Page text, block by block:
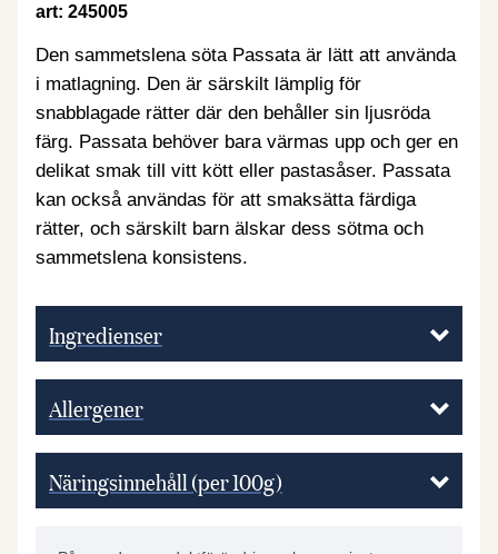
art: 245005
Den sammetslena söta Passata är lätt att använda
i matlagning. Den är särskilt lämplig för
snabblagade rätter där den behåller sin ljusröda
färg. Passata behöver bara värmas upp och ger en
delikat smak till vitt kött eller pastasåser. Passata
kan också användas för att smaksätta färdiga
rätter, och särskilt barn älskar dess sötma och
sammetslena konsistens.
Ingredienser
Allergener
Näringsinnehåll (per 100g)